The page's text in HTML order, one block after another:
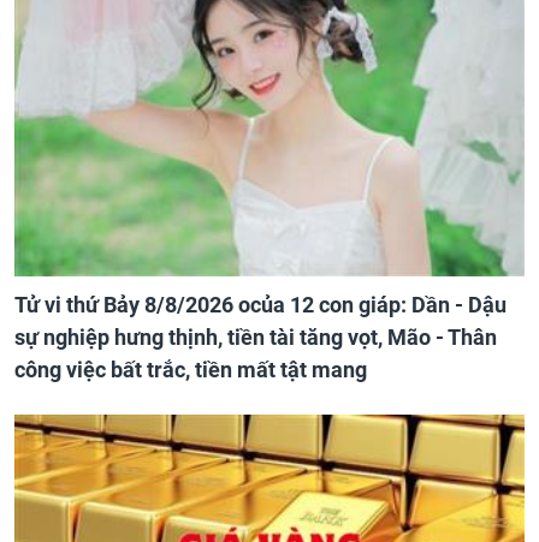
Tử vi thứ Bảy 8/8/2026 ocủa 12 con giáp: Dần - Dậu
sự nghiệp hưng thịnh, tiền tài tăng vọt, Mão - Thân
công việc bất trắc, tiền mất tật mang